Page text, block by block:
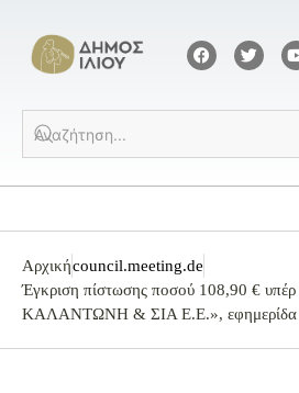
Αρχικήcouncil.meeting.de
Έγκριση πίστωσης ποσού 108,90 €
ΚΑΛΑΝΤΩΝΗ & ΣΙΑ Ε.Ε.»,